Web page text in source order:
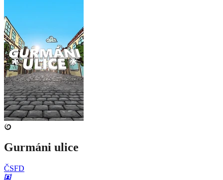
Gurmáni ulice
ČSFD